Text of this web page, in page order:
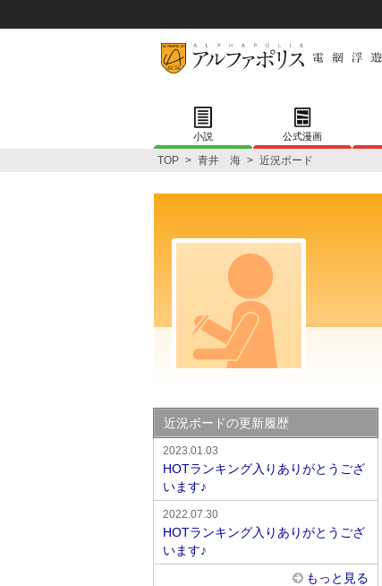
小説 公式漫画
TOP > 青井 海 > 近況ボード
近況ボードの更新履歴
2023.01.03
HOTランキング入りありがとうござ
います♪
2022.07.30
HOTランキング入りありがとうござ
います♪
もっと見る